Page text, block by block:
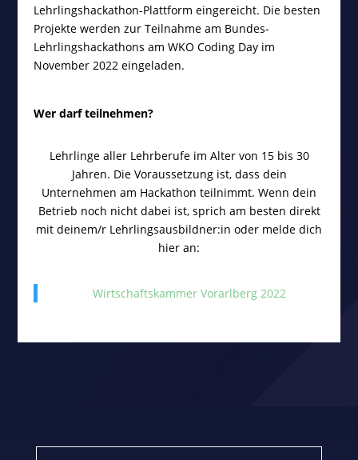
Lehrlingshackathon-Plattform eingereicht. Die besten
Projekte werden zur Teilnahme am Bundes-
Lehrlingshackathons am WKO Coding Day im
November 2022 eingeladen.
Wer darf teilnehmen?
Lehrlinge aller Lehrberufe im Alter von 15 bis 30
Jahren. Die Voraussetzung ist, dass dein
Unternehmen am Hackathon teilnimmt. Wenn dein
Betrieb noch nicht dabei ist, sprich am besten direkt
mit deinem/r Lehrlingsausbildner:in oder melde dich
hier an:
Wirtschaftskammer Vorarlberg 2022